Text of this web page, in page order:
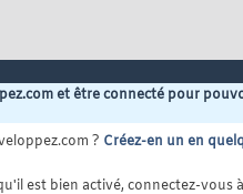
et être connecté pour
? Créez-en un en
est bien activé, connectez-vous